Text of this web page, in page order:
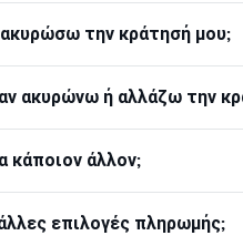
την κράτησή μου;
ακυρώνω ή αλλάζω την
κάποιον άλλον;
επιλογές πληρωμής;